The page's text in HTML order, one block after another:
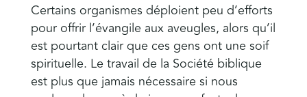
Certains organismes déploient peu d’efforts
pour offrir l’évangile aux aveugles, alors qu’il
est pourtant clair que ces gens ont une soif
spirituelle. Le travail de la Société biblique
est plus que jamais nécessaire si nous